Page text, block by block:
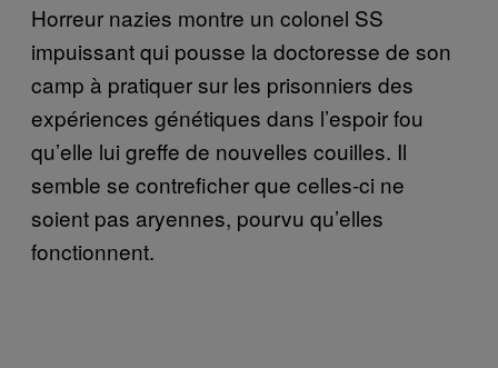
Horreur nazies montre un colonel SS
impuissant qui pousse la doctoresse de son
camp à pratiquer sur les prisonniers des
expériences génétiques dans l’espoir fou
qu’elle lui greffe de nouvelles couilles. Il
semble se contreficher que celles-ci ne
soient pas aryennes, pourvu qu’elles
fonctionnent.